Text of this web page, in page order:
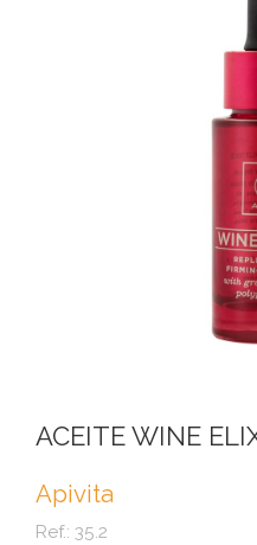
ACEITE WINE
Apivita
Ref.: 35.2